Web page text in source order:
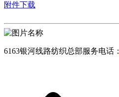
附件下载
6163银河线路纺织总部服务电话：